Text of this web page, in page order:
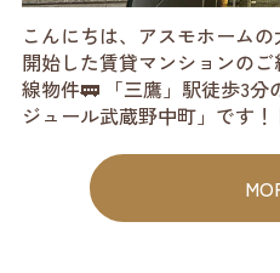
こんにちは、アスモホーム
開始した賃貸マンションの
線物件🚃 「三鷹」駅徒歩3
ジュール武蔵野中町」です